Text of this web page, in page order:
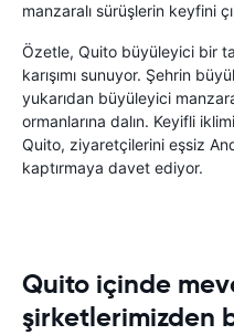
manzaralı sürüşlerin keyfini
Özetle, Quito büyüleyici bir
karışımı sunuyor. Şehrin
yukarıdan büyüleyici
ormanlarına dalın. Keyifli
Quito, ziyaretçilerini eşsiz
kaptırmaya davet ediyor.
Quito içinde
şirketlerimizden